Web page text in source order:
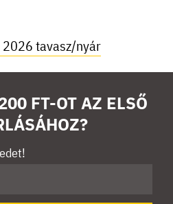
tavasz/nyár
FT-OT AZ ELSŐ